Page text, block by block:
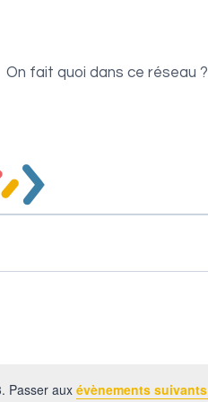
On fait quoi dans ce réseau ?
Passer aux évènements suivants